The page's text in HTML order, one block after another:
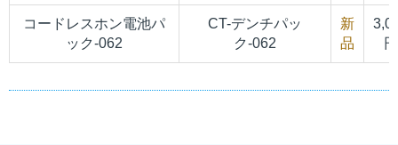
コードレスホン電池パ
ック-062
CT-デンチパッ
ク-062
新
品
円